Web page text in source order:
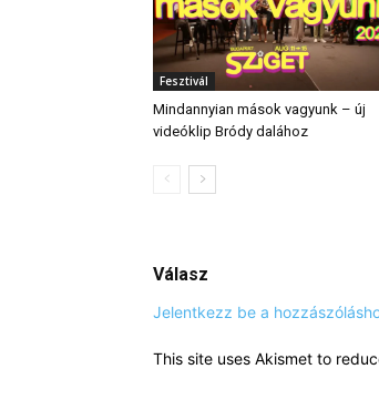
Fesztivál
Mindannyian mások vagyunk – új
videóklip Bródy dalához
Válasz
Jelentkezz be a
This site uses Akismet to